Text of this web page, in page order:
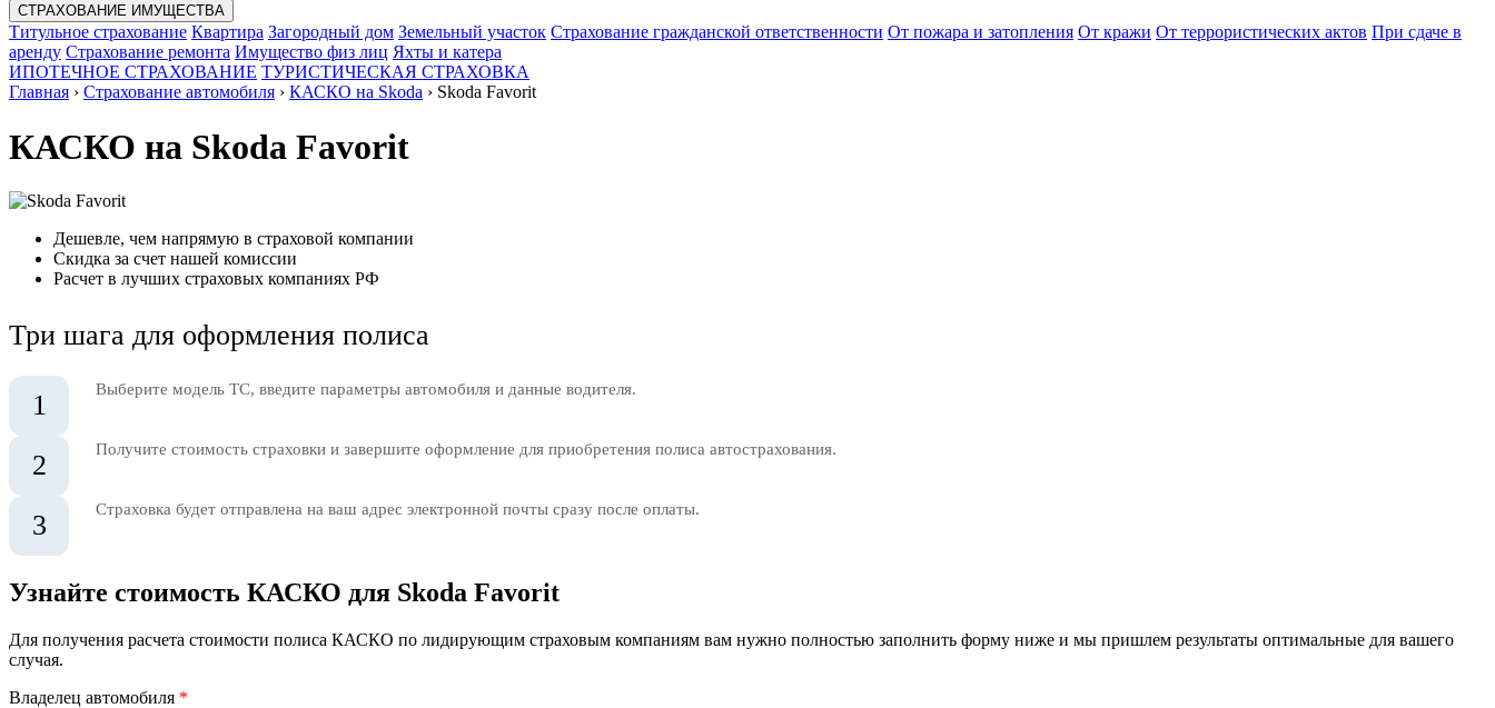
СТРАХОВАНИЕ ИМУЩЕСТВА
Титульное страхование Квартира Загородный дом Земельный участок Страхование гражданской ответственности От пожара и затопления От кражи От террористических актов При сдаче в
аренду Страхование ремонта Имущество физ лиц Яхты и катера
ИПОТЕЧНОЕ СТРАХОВАНИЕ ТУРИСТИЧЕСКАЯ СТРАХОВКА
Главная › Страхование автомобиля › КАСКО на Skoda › Skoda Favorit
КАСКО на Skoda Favorit
Дешевле, чем напрямую в страховой компании
Скидка за счет нашей комиссии
Расчет в лучших страховых компаниях РФ
Три шага для оформления полиса
1 Выберите модель ТС, введите параметры автомобиля и данные водителя.
2 Получите стоимость страховки и завершите оформление для приобретения полиса автострахования.
3 Страховка будет отправлена на ваш адрес электронной почты сразу после оплаты.
Узнайте стоимость КАСКО для Skoda Favorit
Для получения расчета стоимости полиса КАСКО по лидирующим страховым компаниям вам нужно полностью заполнить форму ниже и мы пришлем результаты оптимальные для вашего
случая.
Владелец автомобиля *